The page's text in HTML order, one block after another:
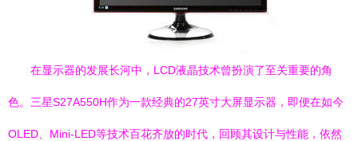
在显示器的发展长河中，LCD液晶技术曾扮演了至关重要的角
色。三星S27A550H作为一款经典的27英寸大屏显示器，即便在如今
OLED、Mini-LED等技术百花齐放的时代，回顾其设计与性能，依然